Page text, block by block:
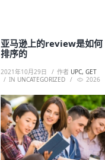
亚马逊上的review是如何
排序的
2021年10月29日 作者 UPC, GET
IN UNCATEGORIZED 2026